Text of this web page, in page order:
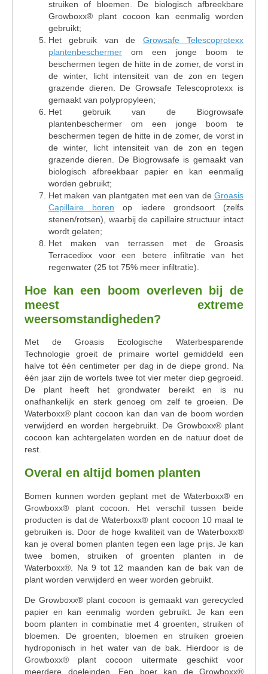
struiken of bloemen. De biologisch afbreekbare
Growboxx® plant cocoon kan eenmalig worden
gebruikt;
Het gebruik van de Growsafe Telescoprotexx
plantenbeschermer om een jonge boom te
beschermen tegen de hitte in de zomer, de vorst in
de winter, licht intensiteit van de zon en tegen
grazende dieren. De Growsafe Telescoprotexx is
gemaakt van polypropyleen;
Het gebruik van de Biogrowsafe
plantenbeschermer om een jonge boom te
beschermen tegen de hitte in de zomer, de vorst in
de winter, licht intensiteit van de zon en tegen
grazende dieren. De Biogrowsafe is gemaakt van
biologisch afbreekbaar papier en kan eenmalig
worden gebruikt;
Het maken van plantgaten met een van de Groasis
Capillaire boren op iedere grondsoort (zelfs
stenen/rotsen), waarbij de capillaire structuur intact
wordt gelaten;
Het maken van terrassen met de Groasis
Terracedixx voor een betere infiltratie van het
regenwater (25 tot 75% meer infiltratie).
Hoe kan een boom overleven bij de
meest extreme
weersomstandigheden?
Met de Groasis Ecologische Waterbesparende
Technologie groeit de primaire wortel gemiddeld een
halve tot één centimeter per dag in de diepe grond. Na
één jaar zijn de wortels twee tot vier meter diep gegroeid.
De plant heeft het grondwater bereikt en is nu
onafhankelijk en sterk genoeg om zelf te groeien. De
Waterboxx® plant cocoon kan dan van de boom worden
verwijderd en worden hergebruikt. De Growboxx® plant
cocoon kan achtergelaten worden en de natuur doet de
rest.
Overal en altijd bomen planten
Bomen kunnen worden geplant met de Waterboxx® en
Growboxx® plant cocoon. Het verschil tussen beide
producten is dat de Waterboxx® plant cocoon 10 maal te
gebruiken is. Door de hoge kwaliteit van de Waterboxx®
kan je overal bomen planten tegen een lage prijs. Je kan
twee bomen, struiken of groenten planten in de
Waterboxx® . Na 9 tot 12 maanden kan de bak van de
plant worden verwijderd en weer worden gebruikt.
De Growboxx® plant cocoon is gemaakt van gerecycled
papier en kan eenmalig worden gebruikt. Je kan een
boom planten in combinatie met 4 groenten, struiken of
bloemen. De groenten, bloemen en struiken groeien
hydroponisch in het water van de bak. Hierdoor is de
Growboxx® plant cocoon uitermate geschikt voor
meerdere doeleinden. Een boer kan de Growboxx®